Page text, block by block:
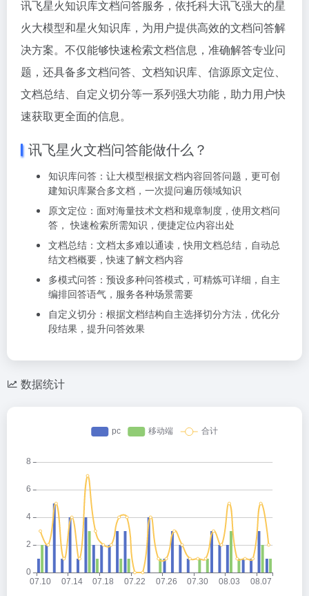
讯飞星火知识库文档问答服务，依托科大讯飞强大的星
火大模型和星火知识库，为用户提供高效的文档问答解
决方案。不仅能够快速检索文档信息，准确解答专业问
题，还具备多文档问答、文档知识库、信源原文定位、
文档总结、自定义切分等一系列强大功能，助力用户快
速获取更全面的信息。
讯飞星火文档问答能做什么？
知识库问答：让大模型根据文档内容回答问题，更可创
建知识库聚合多文档，一次提问遍历领域知识
原文定位：面对海量技术文档和规章制度，使用文档问
答， 快速检索所需知识，便捷定位内容出处
文档总结：文档太多难以通读，快用文档总结，自动总
结文档概要，快速了解文档内容
多模式问答：预设多种问答模式，可精炼可详细，自主
编排回答语气，服务各种场景需要
自定义切分：根据文档结构自主选择切分方法，优化分
段结果，提升问答效果
数据统计